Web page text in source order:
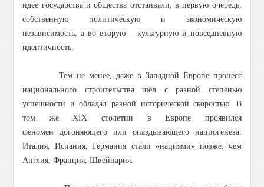
идее государства и общества отстаивали, в первую очередь,
собственную политическую и экономическую
независимость, а во вторую – культурную и повседневную
идентичность.
Тем не менее, даже в Западной Европе процесс
национального строительства шёл с разной степенью
успешности и обладал разной исторической скоростью. В
том же XIX столетии в Европе проявился
феномен догоняющего или опаздывающего нациогенеза:
Италия, Испания, Германия стали «нациями» позже, чем
Англия, Франция, Швейцария.